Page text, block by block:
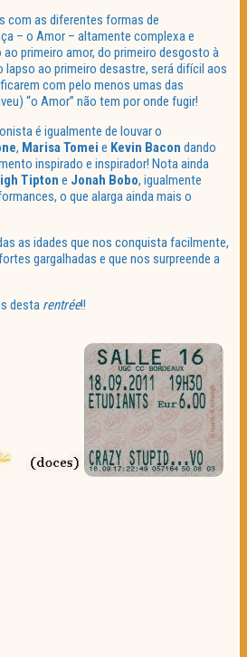
com as diferentes formas de
– o Amor – altamente complexa e
ao primeiro amor, do primeiro desgosto à
lapso ao primeiro desastre, será difícil aos
com pelo menos umas das
“o Amor” não tem por onde fugir!
é igualmente de louvar o
, MarisaTomei e Kevin Bacon dando
inspirado e inspirador! Nota ainda
Tipton e Jonah Bobo, igualmente
o que alarga ainda mais o
as idades que nos conquista facilmente,
gargalhadas e que nos surpreende a
desta rentrée!!